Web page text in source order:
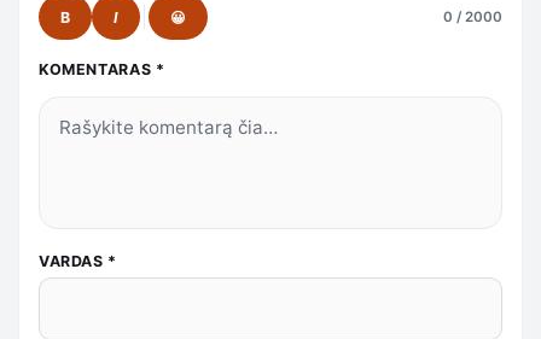
B I 😀 0 / 2000
KOMENTARAS *
VARDAS *